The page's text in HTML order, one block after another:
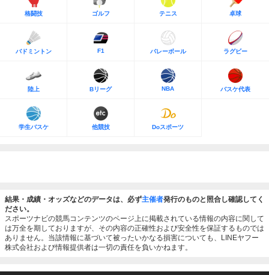
格闘技 ゴルフ テニス 卓球
バドミントン F1 バレーボール ラグビー
陸上 Bリーグ NBA バスケ代表
学生バスケ 他競技 Doスポーツ
結果・成績・オッズなどのデータは、必ず主催者発行のものと照合し確認してく
ださい。
スポーツナビの競馬コンテンツのページ上に掲載されている情報の内容に関して
は万全を期しておりますが、その内容の正確性および安全性を保証するものでは
ありません。当該情報に基づいて被ったいかなる損害についても、LINEヤフー
株式会社および情報提供者は一切の責任を負いかねます。